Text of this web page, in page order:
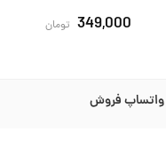
349,000 تومان